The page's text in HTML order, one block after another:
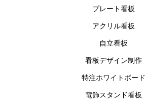
プレート看板
アクリル看板
自立看板
看板デザイン制作
特注ホワイトボード
電飾スタンド看板